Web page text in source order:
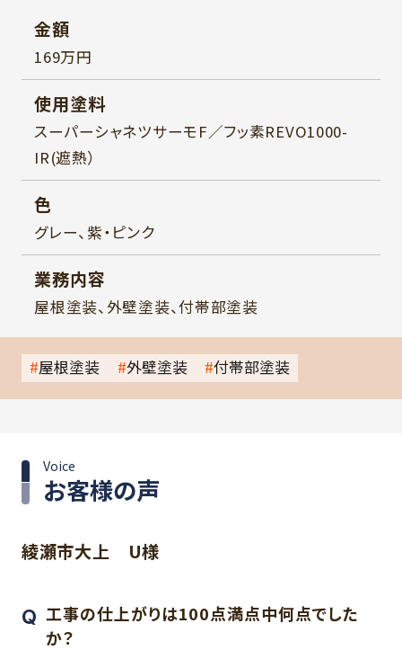
金額
169万円
使用塗料
スーパーシャネツサーモF／フッ素REVO1000-
IR(遮熱）
色
グレー、紫・ピンク
業務内容
屋根塗装、外壁塗装、付帯部塗装
屋根塗装 外壁塗装 付帯部塗装
お客様の声
Voice
綾瀬市大上 U様
工事の仕上がりは100点満点中何点でした
か？